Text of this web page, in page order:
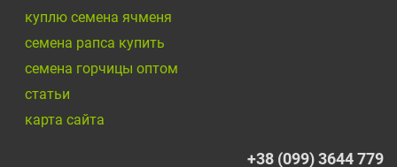
куплю семена ячменя
семена рапса купить
семена горчицы оптом
cтатьи
карта сайта
+38 (099) 3644 779